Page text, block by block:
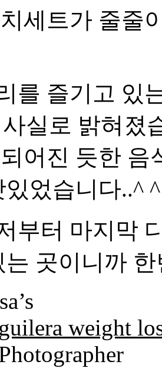
세트가 줄줄
를 즐기고 있
실로 밝혀졌
어진 듯한 음
있었습니다..^ ^
부터 마지막
는 곳이니까
weight